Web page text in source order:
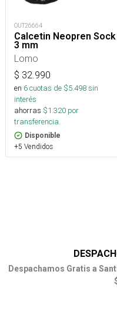
OUT26664
Calcetin Neopren Sock
3 mm
Lomo
$ 32.990
en 6cuotas de $5.498sin
interés
ahorras $1.320 por
transferencia.
Disponible
+5 Vendidos
Despachamos Gratis a